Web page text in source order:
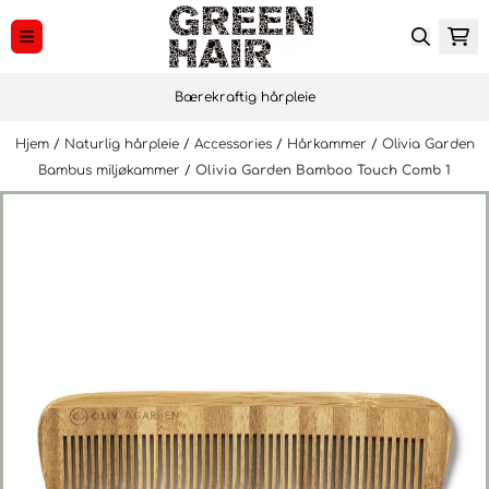
Hopp til innhold
Bærekraftig hårpleie
Hjem / Naturlig hårpleie / Accessories / Hårkammer / Olivia Garden
Bambus miljøkammer / Olivia Garden Bamboo Touch Comb 1